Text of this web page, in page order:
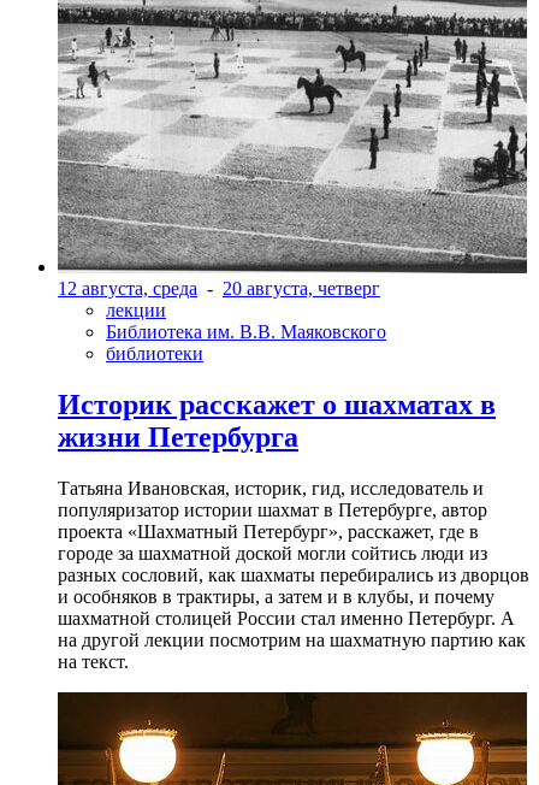
12 августа, среда - 20 августа, четверг
лекции
Библиотека им. В.В. Маяковского
библиотеки
Историк расскажет о шахматах в
жизни Петербурга
Татьяна Ивановская, историк, гид, исследователь и
популяризатор истории шахмат в Петербурге, автор
проекта «Шахматный Петербург», расскажет, где в
городе за шахматной доской могли сойтись люди из
разных сословий, как шахматы перебирались из дворцов
и особняков в трактиры, а затем и в клубы, и почему
шахматной столицей России стал именно Петербург. А
на другой лекции посмотрим на шахматную партию как
на текст.